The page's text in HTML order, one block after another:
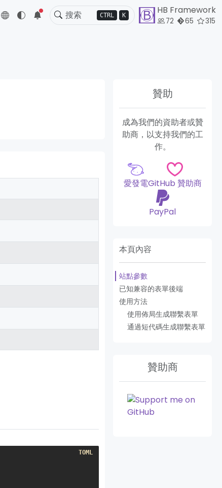
5 CTRL K HB Framework
72 65 315
贊助
成為我們的資助者或贊
助商，以支持我們的工
作。
愛發電GitHub 贊助商
PayPal
本頁內容
站點參數
已知兼容的表單後端
使用方法
使用佈局生成聯繫表單
通過短代碼生成聯繫表單
贊助商